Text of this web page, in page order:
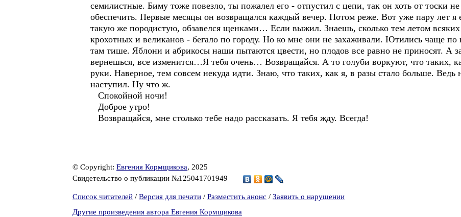
семилистные. Биму тоже повезло, ты пожалел его - отпустил с цепи, так он хоть от тоски
обеспечить. Первые месяцы он возвращался каждый вечер. Потом реже. Вот уже пару лет я
такую же породистую, обзавелся щенками… Если выжил. Знаешь, сколько тем летом
крохотных и великанов - бегало по городу. Но ко мне они не захаживали. Ютились чаще по
там тише. Яблони и абрикосы наши пытаются цвести, но плодов все равно не приносят. А
вернешься, все изменится…Я тебя очень… Возвращайся. А то голуби воркуют, что таких,
руки. Наверное, тем совсем некуда идти. Знаю, что таких, как я, в разы стало больше. Ведь
наступил. Ну что ж.
Спокойной ночи!
Доброе утро!
Возвращайся, мне столько тебе надо рассказать. Я тебя жду. Всегда!
© Copyright: Евгения Кормщикова, 2025
Свидетельство о публикации №125041701949
Список читателей / Версия для печати / Разместить анонс / Заявить о нарушении
Другие произведения автора Евгения Кормщикова